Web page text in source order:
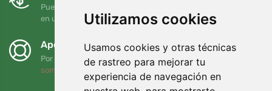
Utilizamos cookies
Usamos cookies y otras técnicas
de rastreo para mejorar tu
experiencia de navegación en
Puede devolver o cambiar su pedido en cualquier momento
en un plazo de 90 días
Apoyamos a Trees.org
Por cada pedido plantamos un árbol. Leer más
somos